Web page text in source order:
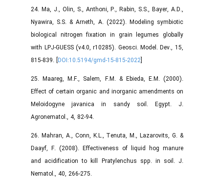
24. Ma, J., Olin, S., Anthoni, P., Rabin, S.S., Bayer, A.D.,
Nyawira, S.S. & Arneth, A. (2022). Modeling symbiotic
biological nitrogen fixation in grain legumes globally
with LPJ-GUESS (v4.0, r10285). Geosci. Model. Dev., 15,
815-839. [DOI:10.5194/gmd-15-815-2022
25. Maareg, M.F., Salem, F.M. & Ebieda, E.M. (2000).
Effect of certain organic and inorganic amendments on
Meloidogyne javanica in sandy soil. Egypt. J.
Agronematol., 4, 82-94.
26. Mahran, A., Conn, K.L., Tenuta, M., Lazarovits, G. &
Daayf, F. (2008). Effectiveness of liquid hog manure
and acidification to kill Pratylenchus spp. in soil. J.
Nematol., 40, 266-275.